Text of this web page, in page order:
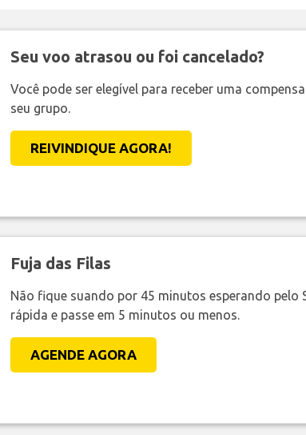
Seu voo atrasou ou foi cancelado?
Você pode ser elegível para receber uma
seu grupo.
REIVINDIQUE AGORA!
Fuja das Filas
Não fique suando por 45 minutos esperando pelo
rápida e passe em 5 minutos ou menos.
AGENDE AGORA